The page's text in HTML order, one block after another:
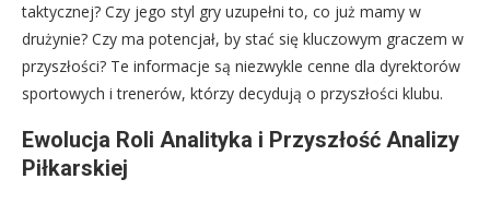
taktycznej? Czy jego styl gry uzupełni to, co już mamy w
drużynie? Czy ma potencjał, by stać się kluczowym graczem w
przyszłości? Te informacje są niezwykle cenne dla dyrektorów
sportowych i trenerów, którzy decydują o przyszłości klubu.
Ewolucja Roli Analityka i Przyszłość Analizy
Piłkarskiej